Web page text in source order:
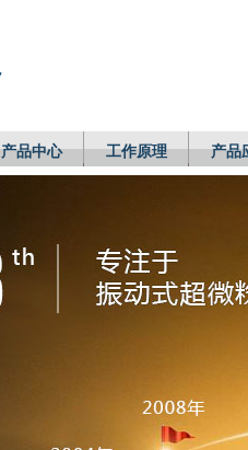
产品中心 工作原理 产品